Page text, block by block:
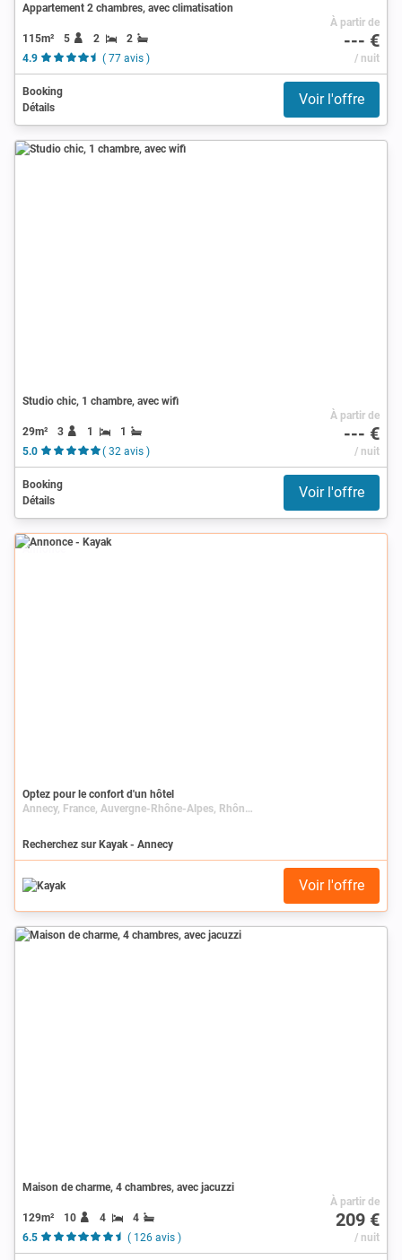
Appartement 2 chambres, avec climatisation
115m² 5 2
2
4.9
( 77 avis )
À partir de
--- €
/ nuit
Booking
Détails
Voir l'offre
Studio chic, 1 chambre, avec wifi
29m² 3 1
1
5.0
( 32 avis )
À partir de
--- €
/ nuit
Booking
Détails
Voir l'offre
Annonce
Optez pour le confort d'un hôtel
Annecy, France, Auvergne-Rhône-Alpes, Rhône-Alpes, Haute-Savoie
Recherchez sur Kayak - Annecy
Voir l'offre
Maison de charme, 4 chambres, avec jacuzzi
129m² 10 4
4
6.5
( 126 avis )
À partir de
209 €
/ nuit